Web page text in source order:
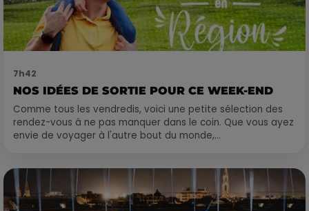
7h42
NOS IDÉES DE SORTIE POUR CE WEEK-END
Comme tous les vendredis, voici une petite sélection des
rendez-vous à ne pas manquer dans le coin. Que vous ayez
envie de voyager à l'autre bout du monde,...